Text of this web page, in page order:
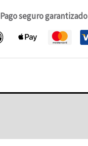
Pago seguro garantizado